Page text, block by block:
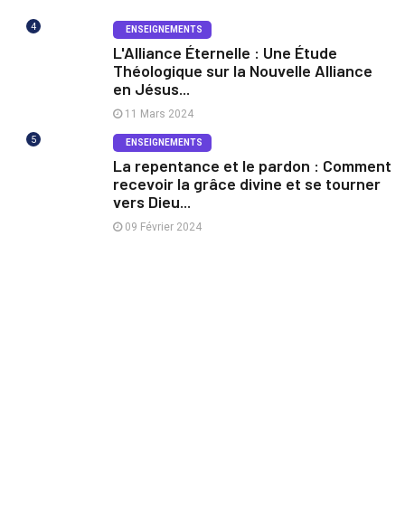
4 ENSEIGNEMENTS
L'Alliance Éternelle : Une Étude
Théologique sur la Nouvelle Alliance
en Jésus...
11 Mars 2024
5 ENSEIGNEMENTS
La repentance et le pardon : Comment
recevoir la grâce divine et se tourner
vers Dieu...
09 Février 2024